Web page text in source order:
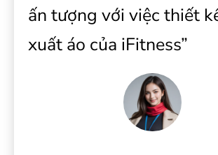
ấn tượng với việc thiết
xuất áo của iFitness”